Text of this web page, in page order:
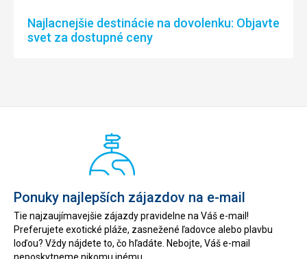
Najlacnejšie destinácie na dovolenku: Objavte
svet za dostupné ceny
Ponuky najlepších zájazdov na e-mail
Tie najzaujímavejšie zájazdy pravidelne na Váš e-mail!
Preferujete exotické pláže, zasnežené ľadovce alebo plavbu
loďou? Vždy nájdete to, čo hľadáte. Nebojte, Váš e-mail